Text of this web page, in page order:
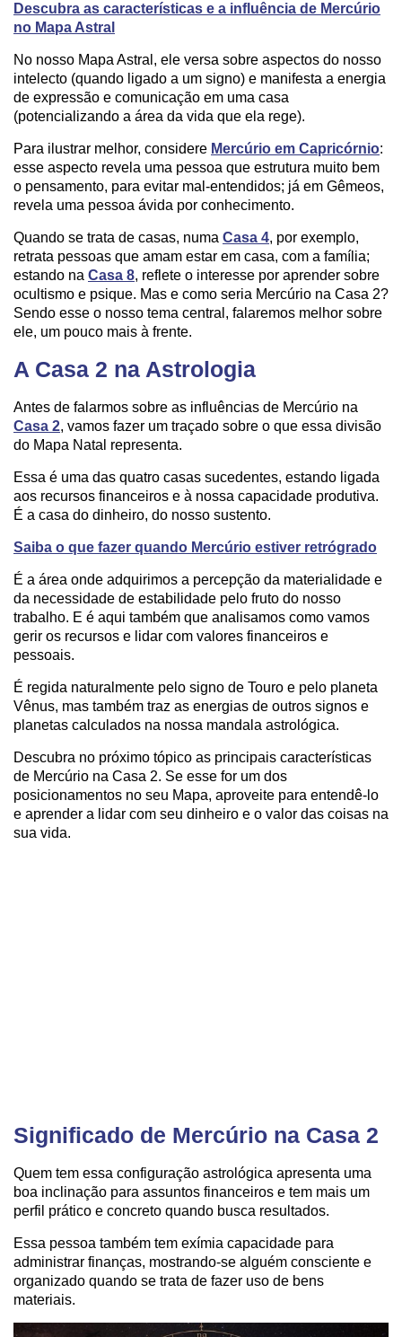
Descubra as características e a influência de Mercúrio
no Mapa Astral
No nosso Mapa Astral, ele versa sobre aspectos do nosso
intelecto (quando ligado a um signo) e manifesta a energia
de expressão e comunicação em uma casa
(potencializando a área da vida que ela rege).
Para ilustrar melhor, considere Mercúrio em Capricórnio:
esse aspecto revela uma pessoa que estrutura muito bem
o pensamento, para evitar mal-entendidos; já em Gêmeos,
revela uma pessoa ávida por conhecimento.
Quando se trata de casas, numa Casa 4, por exemplo,
retrata pessoas que amam estar em casa, com a família;
estando na Casa 8, reflete o interesse por aprender sobre
ocultismo e psique. Mas e como seria Mercúrio na Casa 2?
Sendo esse o nosso tema central, falaremos melhor sobre
ele, um pouco mais à frente.
A Casa 2 na Astrologia
Antes de falarmos sobre as influências de Mercúrio na
Casa 2, vamos fazer um traçado sobre o que essa divisão
do Mapa Natal representa.
Essa é uma das quatro casas sucedentes, estando ligada
aos recursos financeiros e à nossa capacidade produtiva.
É a casa do dinheiro, do nosso sustento.
Saiba o que fazer quando Mercúrio estiver retrógrado
É a área onde adquirimos a percepção da materialidade e
da necessidade de estabilidade pelo fruto do nosso
trabalho. E é aqui também que analisamos como vamos
gerir os recursos e lidar com valores financeiros e
pessoais.
É regida naturalmente pelo signo de Touro e pelo planeta
Vênus, mas também traz as energias de outros signos e
planetas calculados na nossa mandala astrológica.
Descubra no próximo tópico as principais características
de Mercúrio na Casa 2. Se esse for um dos
posicionamentos no seu Mapa, aproveite para entendê-lo
e aprender a lidar com seu dinheiro e o valor das coisas na
sua vida.
Significado de Mercúrio na Casa 2
Quem tem essa configuração astrológica apresenta uma
boa inclinação para assuntos financeiros e tem mais um
perfil prático e concreto quando busca resultados.
Essa pessoa também tem exímia capacidade para
administrar finanças, mostrando-se alguém consciente e
organizado quando se trata de fazer uso de bens
materiais.